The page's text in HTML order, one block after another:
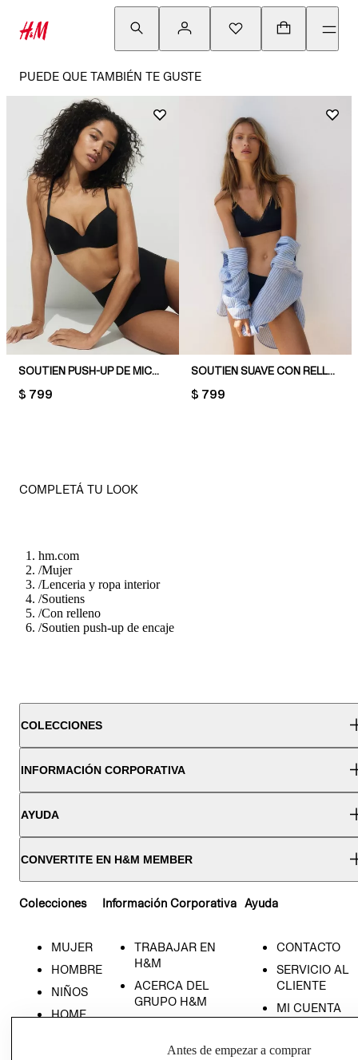
PUEDE QUE TAMBIÉN TE GUSTE
SOUTIEN PUSH-UP DE MICROFIBRA
PRICE:
$ 799
SOUTIEN SUAVE CON RELLENO SEAMLESS
PRICE:
$ 799
COMPLETÁ TU LOOK
hm.com
/Mujer
/Lenceria y ropa interior
/Soutiens
/Con relleno
/Soutien push-up de encaje
COLECCIONES
INFORMACIÓN CORPORATIVA
AYUDA
CONVERTITE EN H&M MEMBER
Colecciones
MUJER
HOMBRE
NIÑOS
HOME
Información Corporativa
TRABAJAR EN
H&M
ACERCA DEL
GRUPO H&M
Ayuda
CONTACTO
SERVICIO AL
CLIENTE
MI CUENTA
TIENDAS
Antes de empezar a comprar